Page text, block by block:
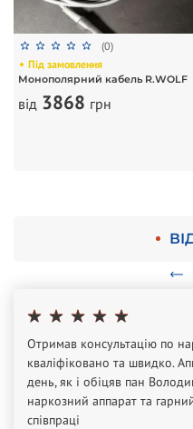
(0)
Під замовлення
Монополярний кабель R.WOLF
від 3868 грн
Отримав консультацію по
кваліфіковано та швидко.
день, як і обіцяв пан
наркозний аппарат та
співпраці